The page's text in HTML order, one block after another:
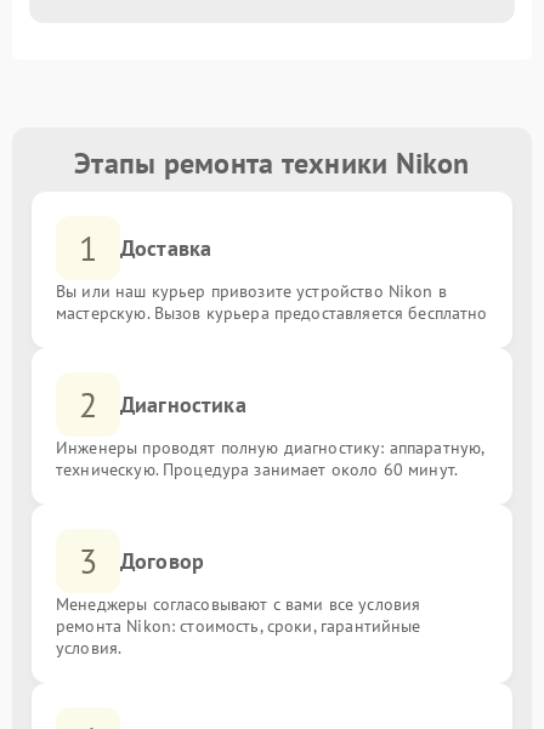
Этапы ремонта техники Nikon
1 Доставка
Вы или наш курьер привозите устройство Nikon в
мастерскую. Вызов курьера предоставляется бесплатно
2 Диагностика
Инженеры проводят полную диагностику: аппаратную,
техническую. Процедура занимает около 60 минут.
3 Договор
Менеджеры согласовывают с вами все условия
ремонта Nikon: стоимость, сроки, гарантийные
условия.